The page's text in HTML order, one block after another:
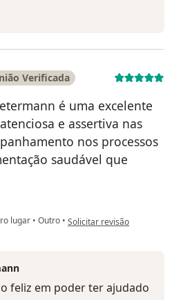
Verificada
é uma excelente
e assertiva nas
nos processos
saudável que
lugar • Outro • na opinião do utilizador
Solicitar revisão
feliz em poder ter ajudado